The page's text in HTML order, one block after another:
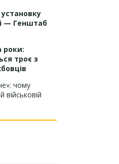
— Генштаб
роки:
троє з
чому
військовій